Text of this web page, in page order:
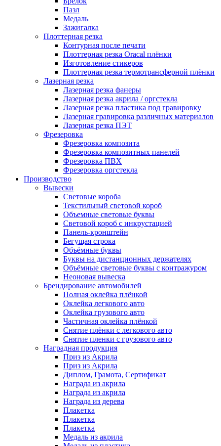
Пазл
Медаль
Зажигалка
Плоттерная резка
Контурная после печати
Плоттерная резка Oracal плёнки
Изготовление стикеров
Плоттерная резка термотрансферной плёнки
Лазерная резка
Лазерная резка фанеры
Лазерная резка акрила / оргстекла
Лазерная резка пластика под гравировку
Лазерная гравировка различных материалов
Лазерная резка ПЭТ
Фрезеровка
Фрезеровка композита
Фрезеровка композитных панелей
Фрезеровка ПВХ
Фрезеровка оргстекла
Производство
Вывески
Световые короба
Текстильный световой короб
Объемные световые буквы
Световой короб с инкрустацией
Панель-кронштейн
Бегущая строка
Объёмные буквы
Буквы на дистанционных держателях
Объёмные световые буквы с контражуром
Неоновая вывеска
Брендирование автомобилей
Полная оклейка плёнкой
Оклейка легкового авто
Оклейка грузового авто
Частичная оклейка плёнкой
Снятие плёнки с легкового авто
Снятие пленки с грузового авто
Наградная продукция
Приз из Акрила
Приз из Акрила
Диплом, Грамота, Сертификат
Награда из акрила
Награда из акрила
Награда из дерева
Плакетка
Плакетка
Плакетка
Медаль из акрила